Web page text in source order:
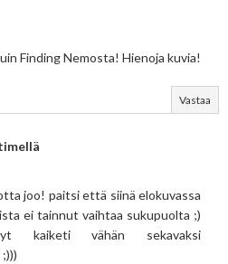
Finding Nemosta! Hienoja kuvia!
Vastaa
joo! paitsi että siinä elokuvassa
ei tainnut vaihtaa sukupuolta ;)
kaiketi vähän sekavaksi